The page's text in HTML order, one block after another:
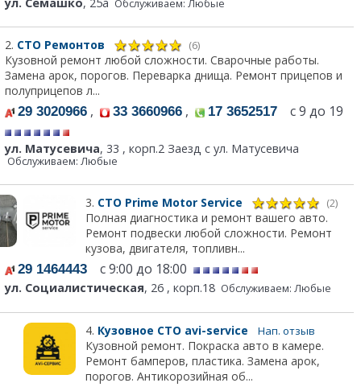
Обслуживаем: Любые
2. СТО Ремонтов (6)
Кузовной ремонт любой сложности. Сварочные работы.
Замена арок, порогов. Переварка днища. Ремонт прицепов и
полуприцепов л...
29 3020966 , 33 3660966 , 17 3652517 с 9 до 19
ул. Матусевича, 33 , корп.2 Заезд с ул. Матусевича
Обслуживаем: Любые
3. СТО Prime Motor Service (2)
Полная диагностика и ремонт вашего авто.
Ремонт подвески любой сложности. Ремонт
кузова, двигателя, топливн...
29 1464443 с 9:00 до 18:00
ул. Социалистическая, 26 , корп.18 Обслуживаем: Любые
4. Кузовное СТО avi-service Нап. отзыв
Кузовной ремонт. Покраска авто в камере.
Ремонт бамперов, пластика. Замена арок,
порогов. Антикорозийная об...